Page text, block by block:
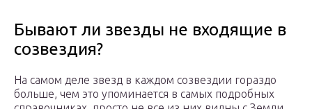
Бывают ли звезды не входящие в
созвездия?
На самом деле звезд в каждом созвездии гораздо
больше, чем это упоминается в самых подробных